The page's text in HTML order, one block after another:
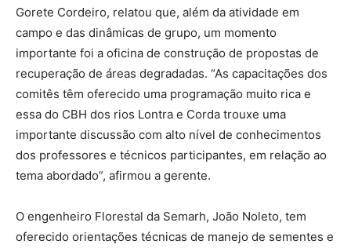
Gorete Cordeiro, relatou que, além da atividade em
campo e das dinâmicas de grupo, um momento
importante foi a oficina de construção de propostas de
recuperação de áreas degradadas. “As capacitações dos
comitês têm oferecido uma programação muito rica e
essa do CBH dos rios Lontra e Corda trouxe uma
importante discussão com alto nível de conhecimentos
dos professores e técnicos participantes, em relação ao
tema abordado”, afirmou a gerente.
O engenheiro Florestal da Semarh, João Noleto, tem
oferecido orientações técnicas de manejo de sementes e